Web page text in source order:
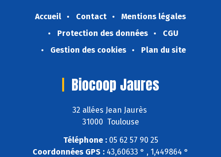
Accueil Contact
Mentions légales
Protection des données
CGU
Gestion des cookies
Plan du site
Biocoop Jaures
32 allées Jean Jaurès
31000 Toulouse
Téléphone :05 62 57 90 25
Coordonnées GPS : 43,60633 ° , 1,449864 °